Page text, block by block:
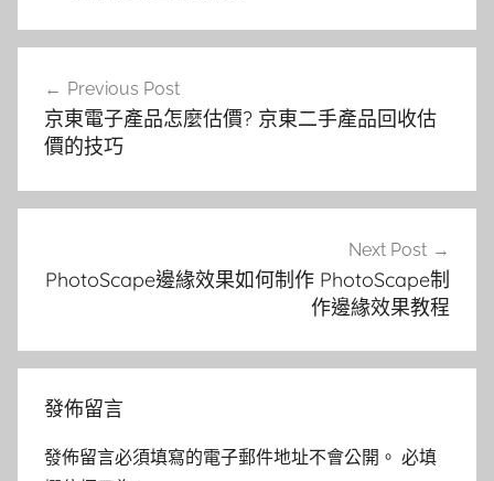
導
覽
Previous Post
京東電子產品怎麼估價? 京東二手產品回收估
價的技巧
Next Post
PhotoScape邊緣效果如何制作 PhotoScape制
作邊緣效果教程
發佈留言
發佈留言必須填寫的電子郵件地址不會公開。 必填